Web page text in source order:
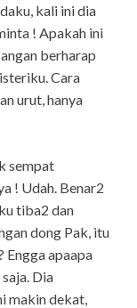
kali ini dia
! Apakah ini
berharap
Cara
urut, hanya
sempat
! Udah. Benar2
tiba2 dan
dong Pak, itu
Engga apaapa
Dia
makin dekat,